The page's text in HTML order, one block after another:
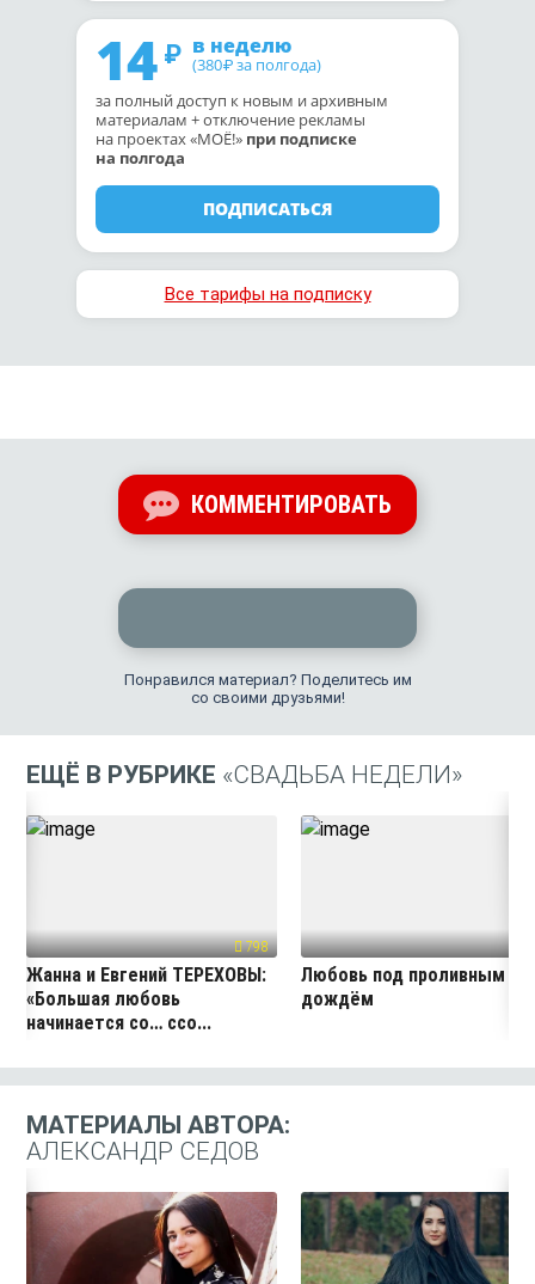
14 в неделю
(380₽ за полгода)
за полный доступ к новым и архивным
материалам + отключение рекламы
на проектах «МОЁ!» при подписке
на полгода
ПОДПИСАТЬСЯ
Все тарифы на подписку
КОММЕНТИРОВАТЬ
Понравился материал? Поделитесь им
со своими друзьями!
ЕЩЁ В РУБРИКЕ «СВАДЬБА НЕДЕЛИ»
798
Жанна и Евгений ТЕРЕХОВЫ:
«Большая любовь
начинается со… ссо...
Любовь под проливным
дождём
МАТЕРИАЛЫ АВТОРА:
АЛЕКСАНДР СЕДОВ